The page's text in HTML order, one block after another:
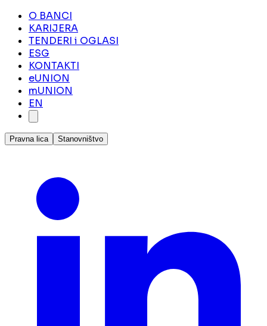
O BANCI
KARIJERA
TENDERI i OGLASI
ESG
KONTAKTI
eUNION
mUNION
EN
Pravna lica Stanovništvo